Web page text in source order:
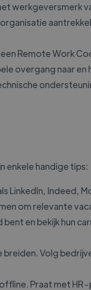
werkgeversmerk
Remote Work
overgang naar en
enkele handige tips:
LinkedIn, Indeed,
om relevante
en bekijk hun
Volg
Praat met